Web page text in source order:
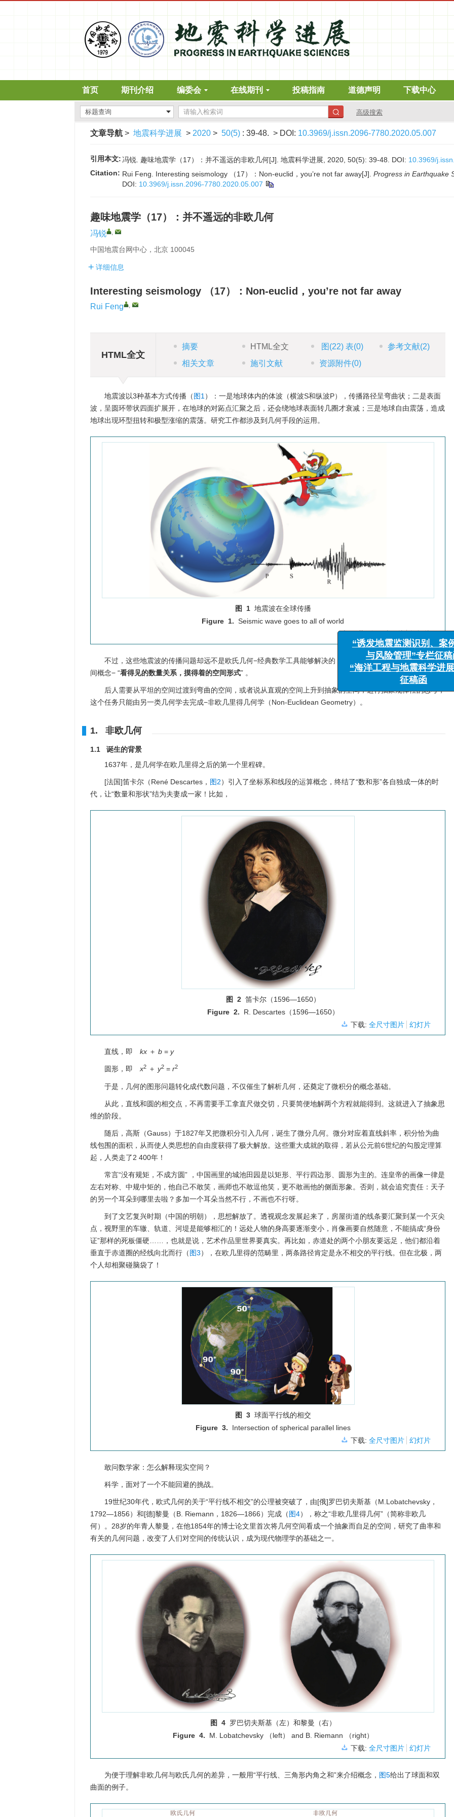
首页 期刊介绍 编委会 在线期刊 投稿指南 道德声明 下载中心
高级搜索
文章导航 > 地震科学进展 > 2020 > 50(5) : 39-48. > DOI: 10.3969/j.issn.2096-7780.2020.05.007
引用本文: 冯锐. 趣味地震学（17）：并不遥远的非欧几何[J]. 地震科学进展, 2020, 50(5): 39-48. DOI: 10.3969/
Citation: Rui Feng. Interesting seismology （17）：Non-euclid，you’re not far away[J]. Progress in Earthquake
DOI: 10.3969/j.issn.2096-7780.2020.05.007
趣味地震学（17）：并不遥远的非欧几何
冯锐 ,
中国地震台网中心，北京 100045
详细信息
Interesting seismology （17）：Non-euclid，you’re not far away
Rui Feng ,
HTML全文
摘要 HTML全文 图 (22)表(0) 参考文献(2)
相关文章
施引文献 资源附件(0)
地震波以3种基本方式传播（图1 ）：一是地球体内的体波（横波S和纵波P），传播路径呈弯曲状；二是表面
波，呈圆环带状四面扩展开，在地球的对跖点汇聚之后，还会绕地球表面转几圈才衰减；三是地球自由震荡，造成
地球出现环型扭转和极型涨缩的震荡。研究工作都涉及到几何手段的运用。
图 1 地震波在全球传播
Figure 1. Seismic wave goes to all of world
下载:全尺寸图片 幻灯片
不过，这些地震波的传播问题却远不是欧氏几何−经典数学工具能够解决的，那毕竟属于传统的、直观性的空
间概念− “看得见的数量关系，摸得着的空间形式” 。
后人需要从平坦的空间过渡到弯曲的空间，或者说从直观的空间上升到抽象的空间，进行抽象规律性的思考，
这个任务只能由另一类几何学去完成−非欧几里得几何学（Non-Euclidean Geometry）。
1. 非欧几何
1.1 诞生的背景
1637年，是几何学在欧几里得之后的第一个里程碑。
[法国]笛卡尔（René Descartes， 图2）引入了坐标系和线段的运算概念，终结了“数和形”各自独成一体的时
代，让“数量和形状”结为夫妻成一家！比如，
图 2 笛卡尔（1596—1650）
Figure 2.
R. Descartes（1596—1650）
下载:全尺寸图片 幻灯片
直线，即 kx ＋ b = y
圆形，即 x2 ＋ y2 = r2
于是，几何的图形问题转化成代数问题，不仅催生了解析几何，还奠定了微积分的概念基础。
从此，直线和圆的相交点，不再需要手工拿直尺做交切，只要简便地解两个方程就能得到。这就进入了抽象思
维的阶段。
随后，高斯（Gauss）于1827年又把微积分引入几何，诞生了微分几何。微分对应着直线斜率，积分恰为曲
线包围的面积，从而使人类思想的自由度获得了极大解放。这些重大成就的取得，若从公元前6世纪的勾股定理算
起，人类走了2 400年！
常言“没有规矩，不成方圆” ，中国画里的城池田园是以矩形、平行四边形、圆形为主的。连皇帝的画像一律是
左右对称、中规中矩的，他自己不敢笑，画师也不敢逗他笑，更不敢画他的侧面形象。否则，就会追究责任：天子
的另一个耳朵到哪里去啦？多加一个耳朵当然不行，不画也不行呀。
到了文艺复兴时期（中国的明朝），思想解放了。透视观念发展起来了，房屋街道的线条要汇聚到某一个灭尖
点，视野里的车辙、轨道、河堤是能够相汇的！远处人物的身高要逐渐变小，肖像画要自然随意，不能搞成“身份
证”那样的死板僵硬……，也就是说，艺术作品里世界要真实。再比如，赤道处的两个小朋友要远足，他们都沿着
垂直于赤道圈的经线向北而行（图3），在欧几里得的范畴里，两条路径肯定是永不相交的平行线。但在北极，两
个人却相聚碰脑袋了！
图 3 球面平行线的相交
Figure 3.
Intersection of spherical parallel lines
下载:全尺寸图片 幻灯片
敢问数学家：怎么解释现实空间？
科学，面对了一个不能回避的挑战。
19世纪30年代，欧式几何的关于“平行线不相交”的公理被突破了，由[俄]罗巴切夫斯基（M.Lobatchevsky，
1792—1856）和[德]黎曼（B. Riemann，1826—1866）完成（图4），称之“非欧几里得几何”（简称非欧几
何）。28岁的年青人黎曼，在他1854年的博士论文里首次将几何空间看成一个抽象而自足的空间，研究了曲率和
有关的几何问题，改变了人们对空间的传统认识，成为现代物理学的基础之一。
图 4 罗巴切夫斯基（左）和黎曼（右）
Figure 4.
M. Lobatchevsky （left） and B. Riemann （right）
下载:全尺寸图片 幻灯片
为便于理解非欧几何与欧氏几何的差异，一般用“平行线、三角形内角之和”来介绍概念， 图5给出了球面和双
曲面的例子。
“诱发地震监测
与风险管理”